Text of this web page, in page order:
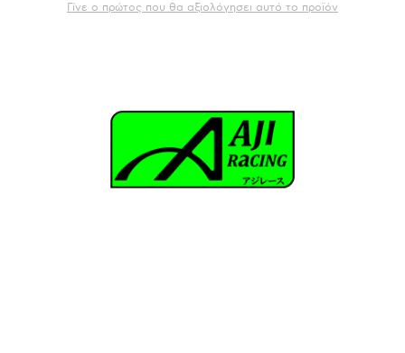
Γίνε ο πρώτος που θα αξιολόγησει αυτό το προϊόν